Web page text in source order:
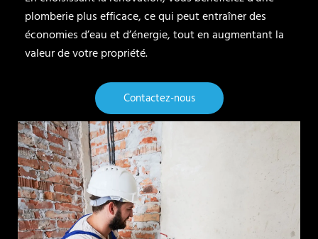
plomberie plus efficace, ce qui peut entraîner des
économies d’eau et d’énergie, tout en augmentant la
valeur de votre propriété.
Contactez-nous